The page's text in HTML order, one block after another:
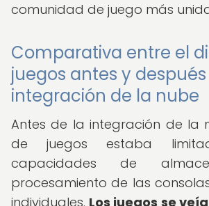
comunidad de juego más
Comparativa entre el
juegos antes y
integración de la nube
Antes de la integración de la
de juegos estaba
capacidades de
procesamiento de las
individuales. Los juegos se